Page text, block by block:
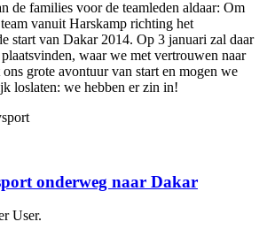
de families voor de teamleden aldaar: Om
vanuit Harskamp richting het
start van Dakar 2014. Op 3 januari zal daar
waar we met vertrouwen naar
grote avontuur van start en mogen we
loslaten: we hebben er zin in!
onderweg naar Dakar
User.